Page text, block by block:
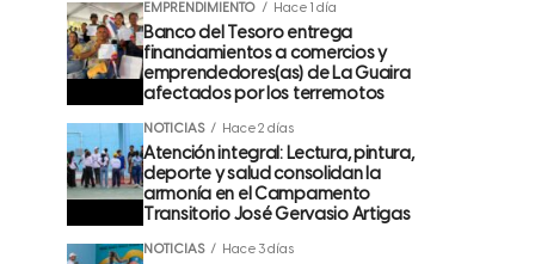
EMPRENDIMIENTO Hace 1 día
Banco del Tesoro entrega
financiamientos a comercios y
emprendedores(as) de La Guaira
afectados por los terremotos
NOTICIAS Hace 2 días
Atención integral: Lectura, pintura,
deporte y salud consolidan la
armonía en el Campamento
Transitorio José Gervasio Artigas
NOTICIAS Hace 3 días